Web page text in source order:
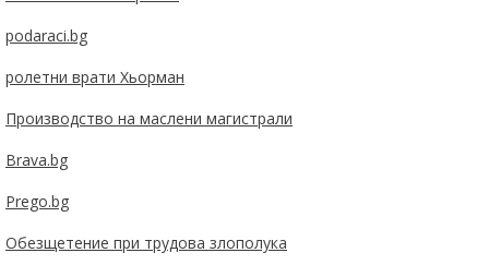
podaraci.bg
ролетни врати Хьорман
Производство на маслени магистрали
Brava.bg
Prego.bg
Обезщетение при трудова злополука